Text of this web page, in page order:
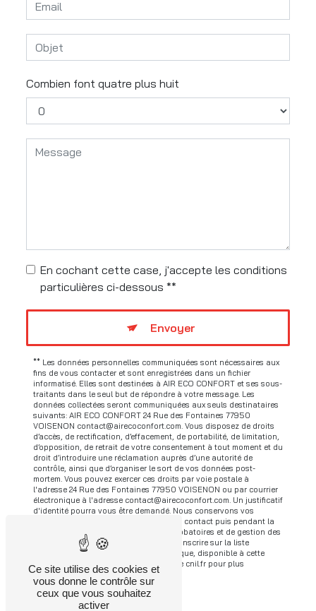
Combien font quatre plus huit
En cochant cette case, j'accepte les conditions
particulières ci-dessous **
Envoyer
** Les données personnelles communiquées sont nécessaires aux
fins de vous contacter et sont enregistrées dans un fichier
informatisé. Elles sont destinées à AIR ECO CONFORT et ses sous-
traitants dans le seul but de répondre à votre message. Les
données collectées seront communiquées aux seuls destinataires
suivants: AIR ECO CONFORT 24 Rue des Fontaines 77950
VOISENON contact@airecoconfort.com. Vous disposez de droits
d’accès, de rectification, d’effacement, de portabilité, de limitation,
d’opposition, de retrait de votre consentement à tout moment et du
droit d’introduire une réclamation auprès d’une autorité de
contrôle, ainsi que d’organiser le sort de vos données post-
mortem. Vous pouvez exercer ces droits par voie postale à
l'adresse 24 Rue des Fontaines 77950 VOISENON ou par courrier
électronique à l'adresse contact@airecoconfort.com. Un justificatif
d'identité pourra vous être demandé. Nous conservons vos
données pendant la période de prise de contact puis pendant la
durée de prescription légale aux fins probatoires et de gestion des
contentieux. Vous avez le droit de vous inscrire sur la liste
d'opposition au démarchage téléphonique, disponible à cette
adresse:
Bloctel.gouv.fr
. Consultez le site cnil.fr pour plus
d’informations sur vos droits.
Ce site utilise des cookies et
vous donne le contrôle sur
ceux que vous souhaitez
activer